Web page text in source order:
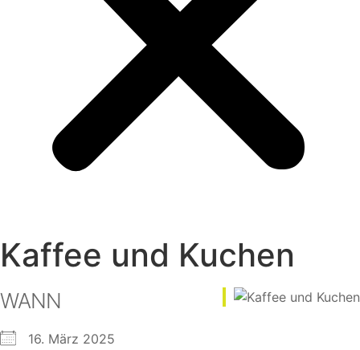
Kaffee und Kuchen
WANN
16. März 2025